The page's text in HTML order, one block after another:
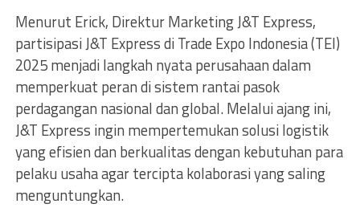
Menurut Erick, Direktur Marketing J&T Express,
partisipasi J&T Express di Trade Expo Indonesia (TEI)
2025 menjadi langkah nyata perusahaan dalam
memperkuat peran di sistem rantai pasok
perdagangan nasional dan global. Melalui ajang ini,
J&T Express ingin mempertemukan solusi logistik
yang efisien dan berkualitas dengan kebutuhan para
pelaku usaha agar tercipta kolaborasi yang saling
menguntungkan.